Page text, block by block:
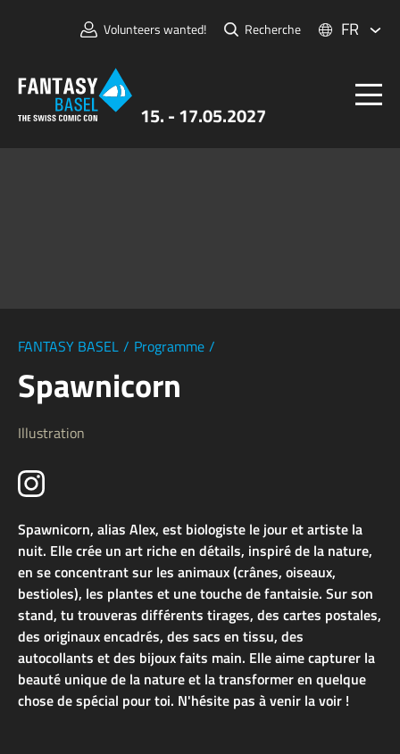
15. - 17.05.2027
Volunteers wanted! Recherche FR
FANTASY BASEL / Programme /
Spawnicorn
Illustration
Spawnicorn, alias Alex, est biologiste le jour et artiste la
nuit. Elle crée un art riche en détails, inspiré de la nature,
en se concentrant sur les animaux (crânes, oiseaux,
bestioles), les plantes et une touche de fantaisie. Sur son
stand, tu trouveras différents tirages, des cartes postales,
des originaux encadrés, des sacs en tissu, des
autocollants et des bijoux faits main. Elle aime capturer la
beauté unique de la nature et la transformer en quelque
chose de spécial pour toi. N'hésite pas à venir la voir !